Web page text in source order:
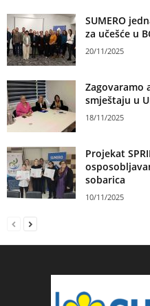
SUMERO
za učešće u
20/11/2025
smještaju u
18/11/2025
Projekat
sobarica
10/11/2025